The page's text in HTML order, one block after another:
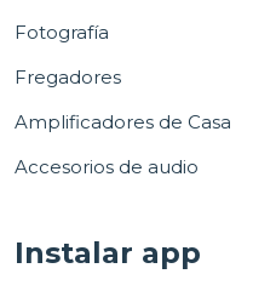
Fotografía
Fregadores
Amplificadores de Casa
Accesorios de audio
Instalar app